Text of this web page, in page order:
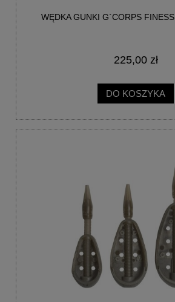
WĘDKA GUNKI G`CORPS
225,00 zł
DO KOSZYKA